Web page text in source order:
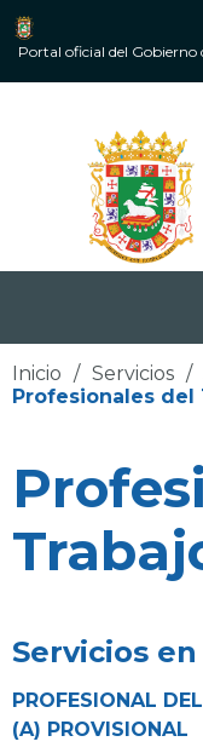
Portal oficial del Gobierno
Inicio / Servicios /
Profesionales del
Servicios
PROFESIONAL
(A) PROVISIONAL